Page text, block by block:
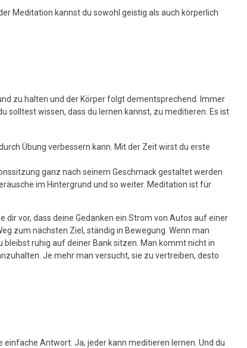
Meditation kannst du sowohl geistig als auch körperlich
zu halten und der Körper folgt dementsprechend. Immer
solltest wissen, dass du lernen kannst, zu meditieren. Es ist
Übung verbessern kann. Mit der Zeit wirst du erste
ganz nach seinem Geschmack gestaltet werden
im Hintergrund und so weiter. Meditation ist für
vor, dass deine Gedanken ein Strom von Autos auf einer
zum nächsten Ziel, ständig in Bewegung. Wenn man
ruhig auf deiner Bank sitzen. Man kommt nicht in
Je mehr man versucht, sie zu vertreiben, desto
Antwort: Ja, jeder kann meditieren lernen. Und du